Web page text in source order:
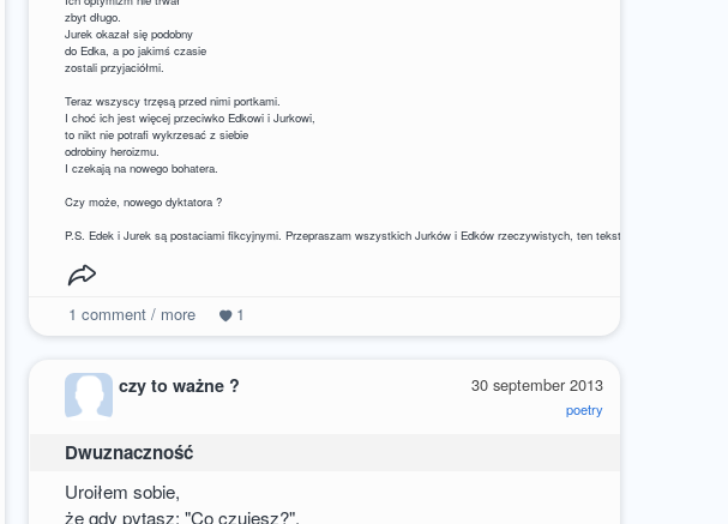
zbyt długo.
Jurek okazał się podobny
do Edka, a po jakimś czasie
zostali przyjaciółmi.
Teraz wszyscy trzęsą przed nimi portkami.
I choć ich jest więcej przeciwko Edkowi i Jurkowi,
to nikt nie potrafi wykrzesać z siebie
odrobiny heroizmu.
I czekają na nowego bohatera.
Czy może, nowego dyktatora ?
P.S. Edek i Jurek są postaciami fikcyjnymi. Przepraszam wszystkich Jurków i Edków rzeczywistych, ten tekst nie ma na celu ich
1 comment / more 1
30 september 2013
poetry
czy to ważne ?
Dwuznaczność
Uroiłem sobie,
że gdy pytasz: "Co czujesz?",